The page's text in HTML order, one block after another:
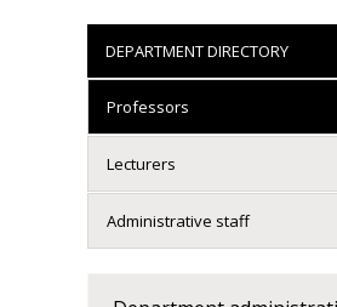
DEPARTMENT DIRECTORY
Professors
Lecturers
Administrative staff